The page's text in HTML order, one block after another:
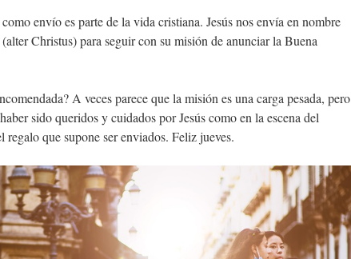
envío es parte de la vida cristiana. Jesús nos envía en nombre
Christus) para seguir con su misión de anunciar la Buena
A veces parece que la misión es una carga pesada, pero
sido queridos y cuidados por Jesús como en la escena del
que supone ser enviados. Feliz jueves.